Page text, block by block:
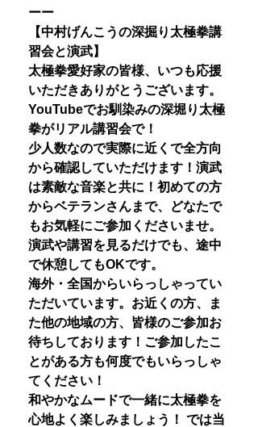
ーー
【中村げんこうの深掘り太極拳講
習会と演武】
太極拳愛好家の皆様、いつも応援
いただきありがとうございます。
YouTubeでお馴染みの深堀り太極
拳がリアル講習会で！
少人数なので実際に近くで全方向
から確認していただけます！演武
は素敵な音楽と共に！初めての方
からベテランさんまで、どなたで
もお気軽にご参加くださいませ。
演武や講習を見るだけでも、途中
で休憩してもOKです。
海外・全国からいらっしゃってい
ただいています。お近くの方、ま
た他の地域の方、皆様のご参加お
待ちしております！ご参加したこ
とがある方も何度でもいらっしゃ
てください！
和やかなムードで一緒に太極拳を
心地よく楽しみましょう！ では当